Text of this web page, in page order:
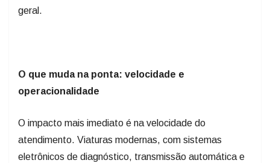
geral.
O que muda na ponta: velocidade e
operacionalidade
O impacto mais imediato é na velocidade do
atendimento. Viaturas modernas, com sistemas
eletrônicos de diagnóstico, transmissão automática e